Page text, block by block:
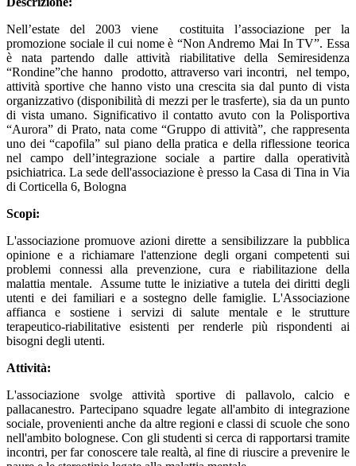
Nell’estate del 2003 viene costituita l’associazione per la
promozione sociale il cui nome è “Non Andremo Mai In TV”. Essa
è nata partendo dalle attività riabilitative della Semiresidenza
“Rondine”che hanno prodotto, attraverso vari incontri, nel tempo,
attività sportive che hanno visto una crescita sia dal punto di vista
organizzativo (disponibilità di mezzi per le trasferte), sia da un punto
di vista umano. Significativo il contatto avuto con la Polisportiva
“Aurora” di Prato, nata come “Gruppo di attività”, che rappresenta
uno dei “capofila” sul piano della pratica e della riflessione teorica
nel campo dell’integrazione sociale a partire dalla operatività
psichiatrica. La sede dell'associazione è presso la Casa di Tina in Via
di Corticella 6, Bologna
Scopi:
L'associazione promuove azioni dirette a sensibilizzare la pubblica
opinione e a richiamare l'attenzione degli organi competenti sui
problemi connessi alla prevenzione, cura e riabilitazione della
malattia mentale. Assume tutte le iniziative a tutela dei diritti degli
utenti e dei familiari e a sostegno delle famiglie. L'Associazione
affianca e sostiene i servizi di salute mentale e le strutture
terapeutico-riabilitative esistenti per renderle più rispondenti ai
bisogni degli utenti.
Attività:
L'associazione svolge attività sportive di pallavolo, calcio e
pallacanestro. Partecipano squadre legate all'ambito di integrazione
sociale, provenienti anche da altre regioni e classi di scuole che sono
nell'ambito bolognese. Con gli studenti si cerca di rapportarsi tramite
incontri, per far conoscere tale realtà, al fine di riuscire a prevenire le